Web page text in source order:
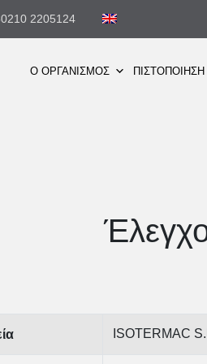
2205124
Ο ΟΡΓΑΝΙΣΜΟΣ ΠΙΣΤΟΠΟΙΗΣΗ
ISOTERMAC